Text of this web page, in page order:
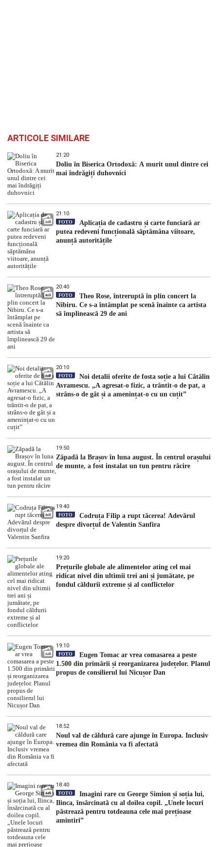
ARTICOLE SIMILARE
21:20
Doliu în Biserica Ortodoxă: A murit unul dintre cei
mai îndrăgiți duhovnici
21:10
FOTO
Aplicația de cadastru și carte funciară ar
putea redeveni funcțională săptămâna viitoare,
anunță autoritățile
20:40
FOTO
Theo Rose, întreruptă în plin concert la
Nibiru. Ce s-a întâmplat pe scenă înainte ca artista
să împlinească 29 de ani
20:10
FOTO
Noi detalii oferite de fosta soție a lui Cătălin
Avramescu. „A agresat-o fizic, a trântit-o de pat, a
strâns-o de gât și a amenințat-o cu un cuțit”
19:50
Zăpadă la Brașov în luna august. În centrul orașului
de munte, a fost instalat un tun pentru răcire
19:40
FOTO
Codruța Filip a rupt tăcerea! Adevărul
despre divorțul de Valentin Sanfira
19:20
Prețurile globale ale alimentelor ating cel mai
ridicat nivel din ultimii trei ani și jumătate, pe
fondul căldurii extreme și al conflictelor
19:10
FOTO
Eugen Tomac ar vrea comasarea a peste
1.500 din primării și reorganizarea județelor. Planul
propus de consilierul lui Nicușor Dan
18:52
Noul val de căldură care ajunge în Europa. Inclusiv
vremea din România va fi afectată
18:40
FOTO
Imagini rare cu George Simion și soția lui,
Ilinca, însărcinată cu al doilea copil. „Unele locuri
păstrează pentru totdeauna cele mai prețioase
amintiri”